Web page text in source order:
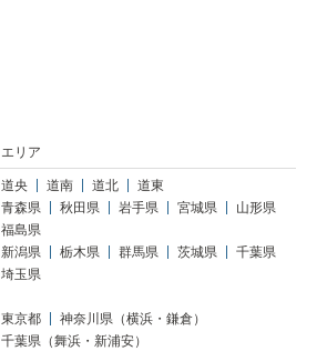
エリア
道央 道南 道北
道東
青森県 秋田県 岩手県 宮城県
山形県
福島県
新潟県 栃木県 群馬県 茨城県
千葉県
埼玉県
東京都
神奈川県（横浜・鎌倉）
千葉県（舞浜・新浦安）